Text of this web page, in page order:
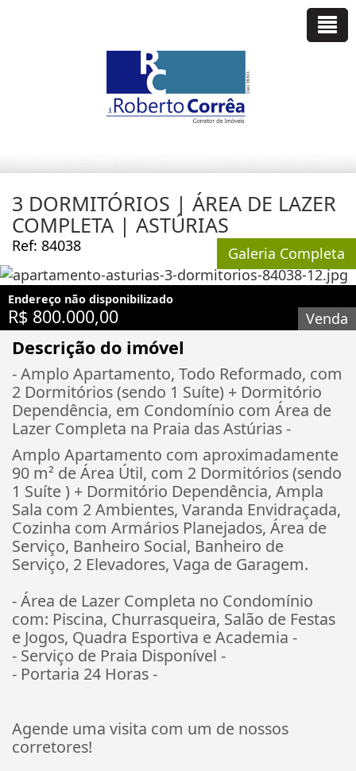
3 DORMITÓRIOS | ÁREA DE LAZER
COMPLETA | ASTÚRIAS
Ref: 84038 Galeria Completa
Endereço não disponibilizado
R$ 800.000,00 Venda
Descrição do imóvel
- Amplo Apartamento, Todo Reformado, com
2 Dormitórios (sendo 1 Suíte) + Dormitório
Dependência, em Condomínio com Área de
Lazer Completa na Praia das Astúrias -
Amplo Apartamento com aproximadamente
90 m² de Área Útil, com 2 Dormitórios (sendo
1 Suíte ) + Dormitório Dependência, Ampla
Sala com 2 Ambientes, Varanda Envidraçada,
Cozinha com Armários Planejados, Área de
Serviço, Banheiro Social, Banheiro de
Serviço, 2 Elevadores, Vaga de Garagem.
- Área de Lazer Completa no Condomínio
com: Piscina, Churrasqueira, Salão de Festas
e Jogos, Quadra Esportiva e Academia -
- Serviço de Praia Disponível -
- Portaria 24 Horas -
Agende uma visita com um de nossos
corretores!